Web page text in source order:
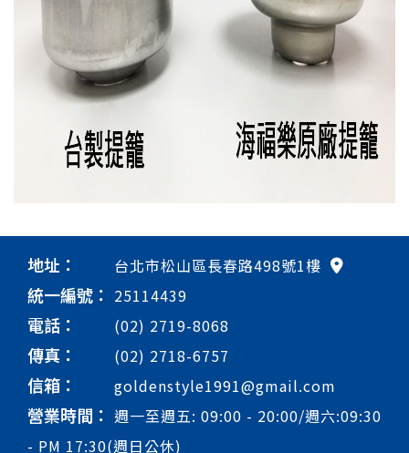
地址： 台北市松山區長春路498號1樓
統一編號： 25114439
電話： (02) 2719-8068
傳真： (02) 2718-6757
信箱： goldenstyle1991@gmail.com
營業時間： 週一至週五: 09:00 - 20:00/週六:09:30
- PM 17:30(週日公休)